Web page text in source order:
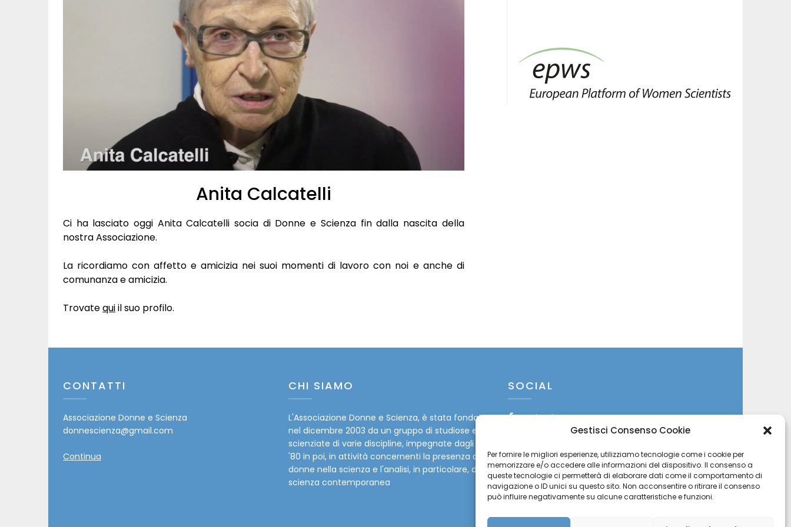
Gestisci Consenso Cookie
Per fornire le migliori esperienze, utilizziamo tecnologie come i cookie per
memorizzare e/o accedere alle informazioni del dispositivo. Il consenso a
queste tecnologie ci permetterà di elaborare dati come il comportamento di
navigazione o ID unici su questo sito. Non acconsentire o ritirare il consenso
può influire negativamente su alcune caratteristiche e funzioni.
Anita Calcatelli
Ci ha lasciato oggi Anita Calcatelli socia di Donne e Scienza fin dalla nascita della
nostra Associazione.
La ricordiamo con affetto e amicizia nei suoi momenti di lavoro con noi e anche di
comunanza e amicizia.
Trovatequiil suo profilo.
CONTATTI
Associazione Donne e Scienza
donnescienza@gmail.com
Continua
CHI SIAMO
L'Associazione Donne e Scienza, è stata fondata
nel dicembre 2003 da un gruppo di studiose e
scienziate di varie discipline, impegnate dagli anni
'80 in poi, in attività concernenti la presenza delle
donne nella scienza e l'analisi, in particolare, della
scienza contemporanea
SOCIAL
Facebook
Instagram
YouTube